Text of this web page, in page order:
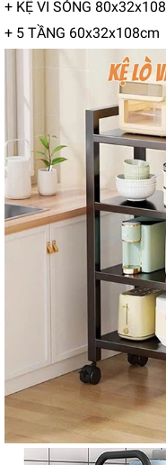
+ KỆ VI SÓNG 80x32x108
+ 5 TẦNG 60x32x108cm